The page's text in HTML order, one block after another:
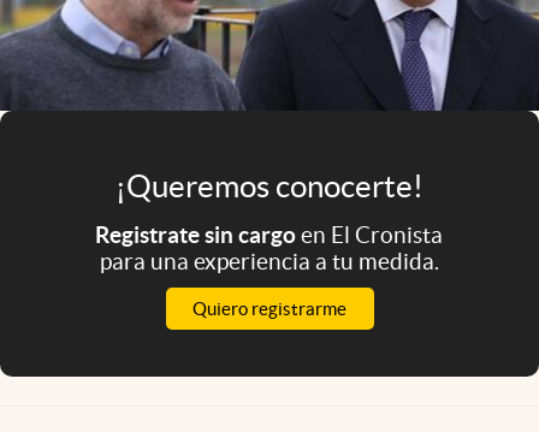
El Cronista Studio
Mediakit
¡Queremos conocerte!
Registrate sin cargoen El Cronista
para una experiencia a tu medida.
Quiero registrarme